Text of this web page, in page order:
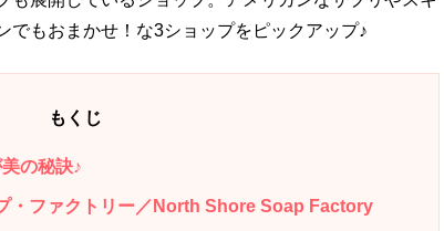
でもおまかせ！な3ショップをピックアップ♪
もくじ
の秘訣♪
・ファクトリー／North Shore Soap Factory